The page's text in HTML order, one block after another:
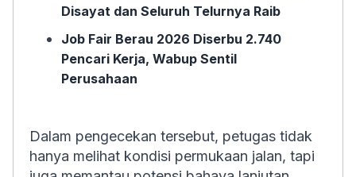
Disayat dan Seluruh Telurnya Raib
Job Fair Berau 2026 Diserbu 2.740
Pencari Kerja, Wabup Sentil
Perusahaan
Dalam pengecekan tersebut, petugas tidak
hanya melihat kondisi permukaan jalan, tapi